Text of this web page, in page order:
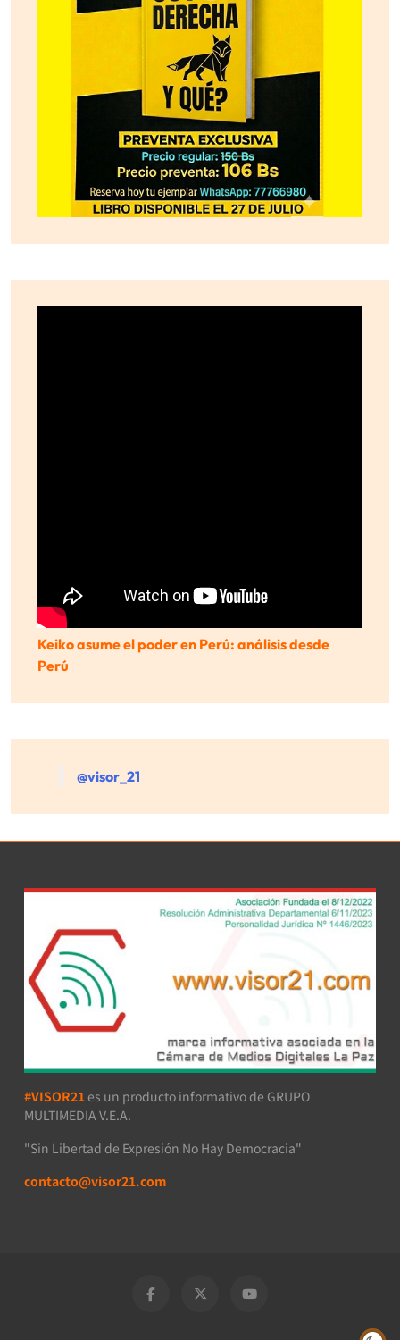
Keiko asume el poder en Perú: análisis desde
Perú
@visor_21
#VISOR21 es un producto informativo de GRUPO
MULTIMEDIA V.E.A.
"Sin Libertad de Expresión No Hay Democracia"
contacto@visor21.com